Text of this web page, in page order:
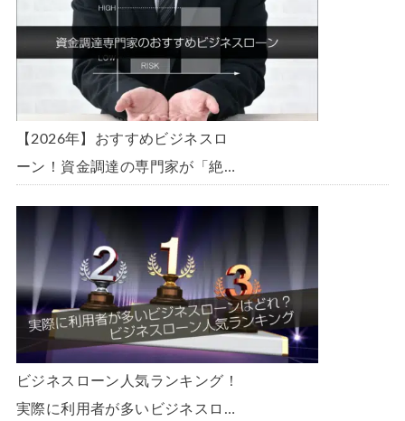
【2026年】おすすめビジネスロ
ーン！資金調達の専門家が「絶
ーン・事業者ローン・商工ローン
ランキング
ビジネスローン人気ランキング！
実際に利用者が多いビジネスロー